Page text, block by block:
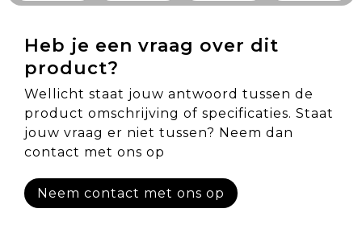
Heb je een vraag over dit
product?
Wellicht staat jouw antwoord tussen de
product omschrijving of specificaties. Staat
jouw vraag er niet tussen? Neem dan
contact met ons op
Neem contact met ons op